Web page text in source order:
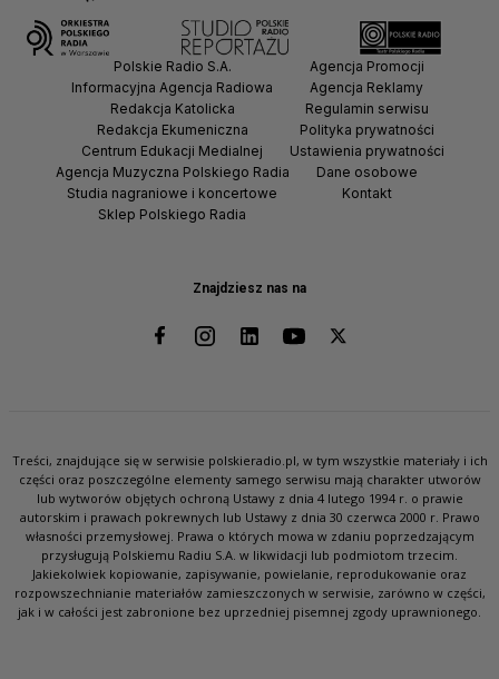
Znajdziesz nas na
Polskie Radio S.A.
Informacyjna Agencja Radiowa
Redakcja Katolicka
Redakcja Ekumeniczna
Centrum Edukacji Medialnej
Agencja Muzyczna Polskiego Radia
Studia nagraniowe i koncertowe
Sklep Polskiego Radia
Agencja Promocji
Agencja Reklamy
Regulamin serwisu
Polityka prywatności
Ustawienia prywatności
Dane osobowe
Kontakt
Treści, znajdujące się w serwisie polskieradio.pl, w tym wszystkie materiały i ich
części oraz poszczególne elementy samego serwisu mają charakter utworów
lub wytworów objętych ochroną Ustawy z dnia 4 lutego 1994 r. o prawie
autorskim i prawach pokrewnych lub Ustawy z dnia 30 czerwca 2000 r. Prawo
własności przemysłowej. Prawa o których mowa w zdaniu poprzedzającym
przysługują Polskiemu Radiu S.A. w likwidacji lub podmiotom trzecim.
Jakiekolwiek kopiowanie, zapisywanie, powielanie, reprodukowanie oraz
rozpowszechnianie materiałów zamieszczonych w serwisie, zarówno w części,
jak i w całości jest zabronione bez uprzedniej pisemnej zgody uprawnionego.